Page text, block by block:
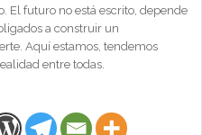
El futuro no está escrito, depende
a construir un
Aquí estamos, tendemos
entre todas.